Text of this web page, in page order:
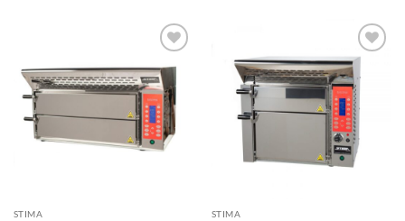
Lägg till i
önskelistan
STIMA
Lägg till i
önskelistan
STIMA